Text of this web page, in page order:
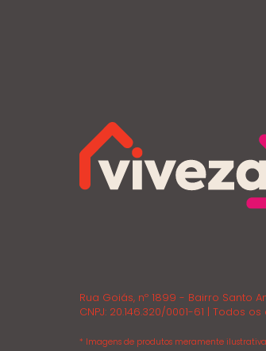
Rua Goiás, nº 1899 - Bairro Santo
CNPJ: 20.146.320/0001-61 | Todos
* Imagens de produtos meramente